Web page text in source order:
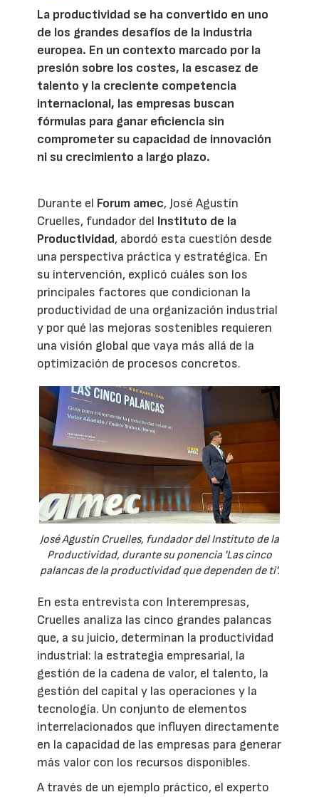
La productividad se ha convertido en uno
de los grandes desafíos de la industria
europea. En un contexto marcado por la
presión sobre los costes, la escasez de
talento y la creciente competencia
internacional, las empresas buscan
fórmulas para ganar eficiencia sin
comprometer su capacidad de innovación
ni su crecimiento a largo plazo.
Durante el Forum amec, José Agustín
Cruelles, fundador del Instituto de la
Productividad, abordó esta cuestión desde
una perspectiva práctica y estratégica. En
su intervención, explicó cuáles son los
principales factores que condicionan la
productividad de una organización industrial
y por qué las mejoras sostenibles requieren
una visión global que vaya más allá de la
optimización de procesos concretos.
José Agustín Cruelles, fundador del Instituto de la
Productividad, durante su ponencia 'Las cinco
palancas de la productividad que dependen de ti'.
En esta entrevista con Interempresas,
Cruelles analiza las cinco grandes palancas
que, a su juicio, determinan la productividad
industrial: la estrategia empresarial, la
gestión de la cadena de valor, el talento, la
gestión del capital y las operaciones y la
tecnología. Un conjunto de elementos
interrelacionados que influyen directamente
en la capacidad de las empresas para generar
más valor con los recursos disponibles.
A través de un ejemplo práctico, el experto